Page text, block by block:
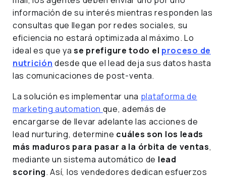
información de su interés mientras responden las
consultas que llegan por redes sociales, su
eficiencia no estará optimizada al máximo. Lo
ideal es que yase prefigure todo el proceso de
nutrición desde que el lead deja sus datos hasta
las comunicaciones de post-venta.
La solución es implementar una plataforma de
marketing automation que, además de
encargarse de llevar adelante las acciones de
lead nurturing, determine cuáles son los leads
más maduros para pasar a la órbita de ventas,
mediante un sistema automático de lead
scoring. Así, los vendedores dedican esfuerzos